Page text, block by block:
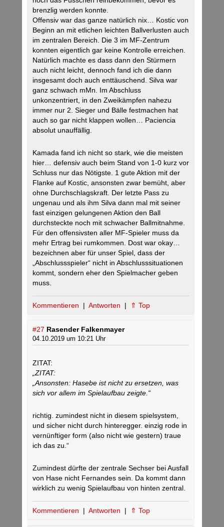
brenzlig werden konnte.
Offensiv war das ganze natürlich nix… Kostic von
Beginn an mit etlichen leichten Ballverlusten auch
im zentralen Bereich. Die 3 im MF-Zentrum
konnten eigentlich gar keine Kontrolle erreichen.
Natürlich machte es dass dann den Stürmern
auch nicht leicht, dennoch fand ich die dann
insgesamt doch auch enttäuschend. Silva war
ganz schwach mMn. Im Abschluss
unkonzentriert, in den Zweikämpfen nahezu
immer nur 2. Sieger und Bälle festmachen hat
auch so gar nicht klappen wollen… Paciencia
absolut unauffällig.
Kamada fand ich nicht so stark, wie die meisten
hier… defensiv auch beim Stand von 1-0 kurz vor
Schluss nur das Nötigste. 1 gute Aktion mit der
Flanke auf Kostic, ansonsten zwar bemüht, aber
ohne Durchschlagskraft. Der letzte Pass zu
ungenau und als ihm Silva dann mal mit seiner
fast einzigen gelungenen Aktion den Ball
durchsteckte noch mit schwacher Ballmitnahme.
Für den offensivsten aller MF-Spieler muss da
mehr Ertrag bei rumkommen. Dost war okay…
bezeichnen aber für unser Spiel, dass der
„Abschlussspieler“ nicht in Abschlusssituationen
kommt, sondern eher den Spielmacher geben
muss.
Kommentieren | Antworten | ⇑ Top
#27 Rasender Falkenmayer
04.10.2019 um 10:21 Uhr
ZITAT:
„ZITAT:
„Ansonsten: Hasebe ist nicht zu ersetzen, was
sich vor allem im Spielaufbau zeigte.“
richtig. zumindest nicht in diesem spielsystem,
und sicher nicht durch hinteregger. einzig rode in
vernünftiger form (also nicht wie gestern) traue
ich das zu.“
Zumindest dürfte der zentrale Sechser bei Ausfall
von Hase nicht Fernandes sein. Da kommt dann
wirklich zu wenig Spielaufbau von hinten zentral.
Kommentieren | Antworten | ⇑ Top